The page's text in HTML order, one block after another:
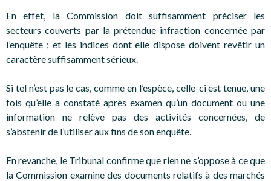
En effet, la Commission doit suffisamment préciser les
secteurs couverts par la prétendue infraction concernée par
l’enquête ; et les indices dont elle dispose doivent revêtir un
caractère suffisamment sérieux.
Si tel n’est pas le cas, comme en l’espèce, celle-ci est tenue, une
fois qu’elle a constaté après examen qu’un document ou une
information ne relève pas des activités concernées, de
s’abstenir de l’utiliser aux fins de son enquête.
En revanche, le Tribunal confirme que rien ne s’oppose à ce que
la Commission examine des documents relatifs à des marchés